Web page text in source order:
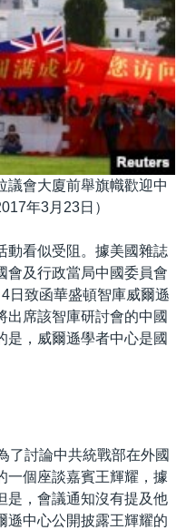
議會大廈前舉旗幟歡迎中
年3月23日）
動看似受阻。據美國雜誌
會及行政當局中國委員會
日致函華盛頓智庫威爾遜
出席該智庫研討會的中國
是，威爾遜學者中心是國
了討論中共統戰部在外國
一個座談嘉賓王輝耀，據
是，會議通知沒有提及他
遜中心公開披露王輝耀的